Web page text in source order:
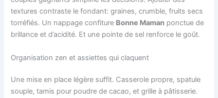
textures contraste le fondant: graines, crumble, fruits secs
torréfiés. Un nappage confiture Bonne Maman ponctue de
brillance et d’acidité. Et une pointe de sel renforce le goût.
Organisation zen et assiettes qui claquent
Une mise en place légère suffit. Casserole propre, spatule
souple, tamis pour poudre de cacao, et grille à pâtisserie.